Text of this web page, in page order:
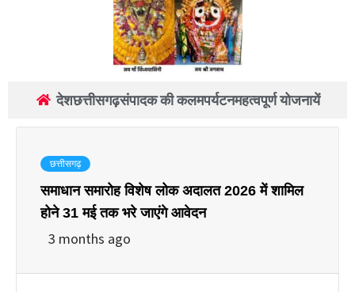
देशछत्तीसगढ़संपादक की कलमपर्यटनमहत्वपूर्ण योजनायें
छत्तीसगढ़
समाधान समारोह विशेष लोक अदालत 2026 में शामिल
होने 31 मई तक भरे जाएंगे आवेदन
3 months ago